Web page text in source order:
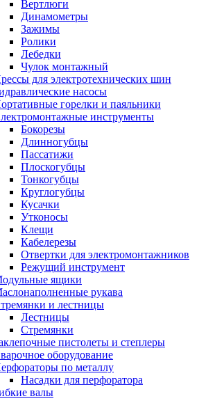
Вертлюги
Динамометры
Зажимы
Ролики
Лебедки
Чулок монтажный
для электротехнических шин
насосы
горелки и паяльники
инструменты
Бокорезы
Длинногубцы
Пассатижи
Плоскогубцы
Тонкогубцы
Круглогубцы
Кусачки
Утконосы
Клещи
Кабелерезы
Отвертки для электромонтажников
Режущий инструмент
ящики
рукава
и лестницы
Лестницы
Стремянки
пистолеты и степлеры
оборудование
по металлу
Насадки для перфоратора
валы